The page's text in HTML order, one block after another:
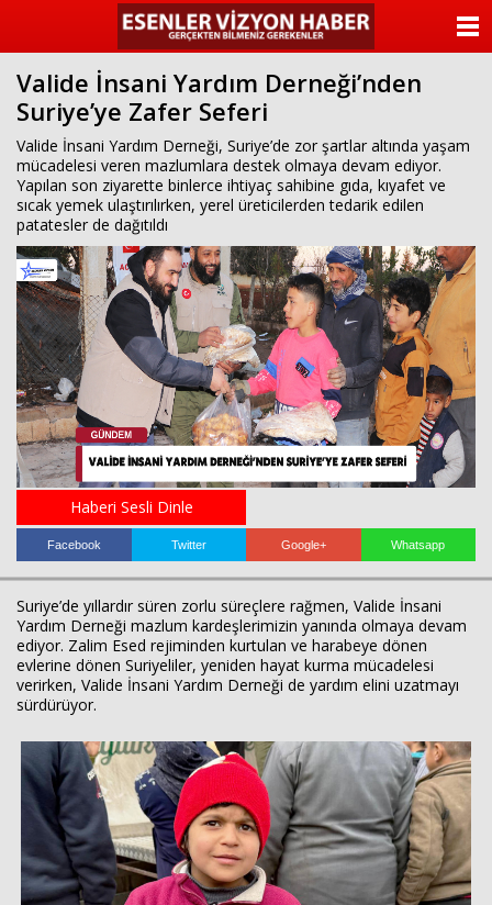
Valide İnsani Yardım Derneği’nden
Suriye’ye Zafer Seferi
Valide İnsani Yardım Derneği, Suriye’de zor şartlar altında yaşam
mücadelesi veren mazlumlara destek olmaya devam ediyor.
Yapılan son ziyarette binlerce ihtiyaç sahibine gıda, kıyafet ve
sıcak yemek ulaştırılırken, yerel üreticilerden tedarik edilen
patatesler de dağıtıldı
Haberi Sesli Dinle
Facebook Twitter Google+ Whatsapp
Suriye’de yıllardır süren zorlu süreçlere rağmen, Valide İnsani
Yardım Derneği mazlum kardeşlerimizin yanında olmaya devam
ediyor. Zalim Esed rejiminden kurtulan ve harabeye dönen
evlerine dönen Suriyeliler, yeniden hayat kurma mücadelesi
verirken, Valide İnsani Yardım Derneği de yardım elini uzatmayı
sürdürüyor.
ANASAYFA
KATEGORİLER
ANKETLER
VİDEO GALERİ
KÜNYE
İLETİŞİM